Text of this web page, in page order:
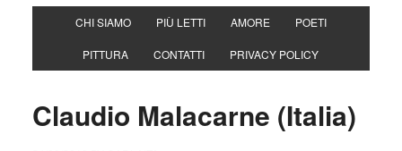
CHI SIAMO PIÙ LETTI AMORE POETI
PITTURA CONTATTI PRIVACY POLICY
Claudio Malacarne (Italia)